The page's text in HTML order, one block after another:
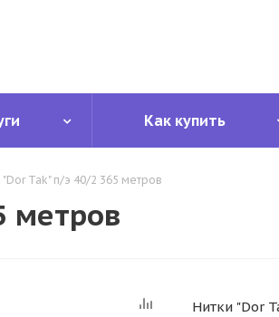
Как купить
"Dor Tak" п/э 40/2 365 метров
метров
Нитки "Dor